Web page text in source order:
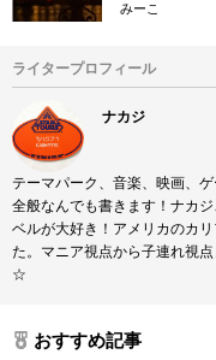
みーこ
ライタープロフィール
ナカジ
テーマパーク、音楽、映画、
全般なんでも書きます！ナカ
ベルが大好き！アメリカのカ
た。マニア視点から子連れ視
☆
おすすめ記事